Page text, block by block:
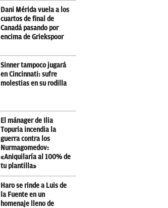
Dani Mérida vuela a los
cuartos de final de
Canadá pasando por
encima de Griekspoor
Sinner tampoco jugará
en Cincinnati: sufre
molestias en su rodilla
El mánager de Ilia
Topuria incendia la
guerra contra los
Nurmagomedov:
«Aniquilaría al 100% de
tu plantilla»
Haro se rinde a Luis de
la Fuente en un
homenaje lleno de